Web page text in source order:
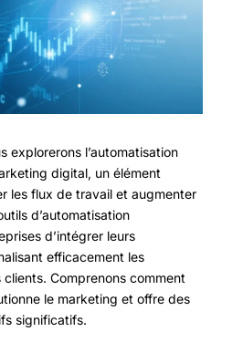
explorerons l’automatisation
digital, un élément
les flux de travail et augmenter
d’automatisation
d’intégrer leurs
efficacement les
Comprenons comment
le marketing et offre des
significatifs.